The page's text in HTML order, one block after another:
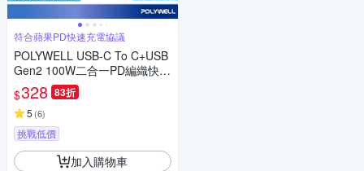
符合蘋果PD快速充電協議
POLYWELL USB-C To C+USB
Gen2 100W二合一PD編織快充
傳輸線 /1米
$328 83折
5 (6)
挑戰低價
加入購物車